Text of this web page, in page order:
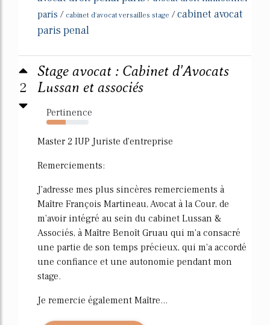
paris / cabinet d'avocat versailles stage /cabinet avocat
paris penal
2
Stage avocat : Cabinet d'Avocats
Lussan et associés
Pertinence
46%
Master 2 IUP Juriste d'entreprise
Remerciements:
J'adresse mes plus sincères remerciements à
Maître François Martineau, Avocat à la Cour, de
m'avoir intégré au sein du cabinet Lussan &
Associés, à Maître Benoît Gruau qui m'a consacré
une partie de son temps précieux, qui m'a accordé
une confiance et une autonomie pendant mon
stage.
Je remercie également Maître...